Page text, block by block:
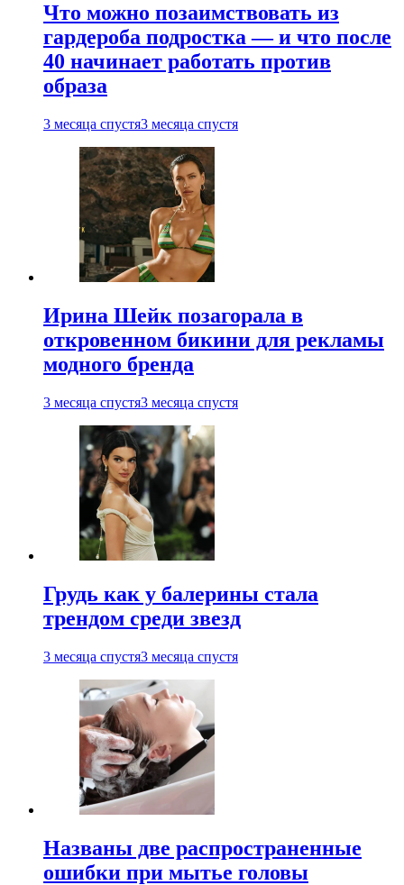
Что можно позаимствовать из
гардероба подростка — и что после
40 начинает работать против
образа
3 месяца спустя3 месяца спустя
Ирина Шейк позагорала в
откровенном бикини для рекламы
модного бренда
3 месяца спустя3 месяца спустя
Грудь как у балерины стала
трендом среди звезд
3 месяца спустя3 месяца спустя
Названы две распространенные
ошибки при мытье головы